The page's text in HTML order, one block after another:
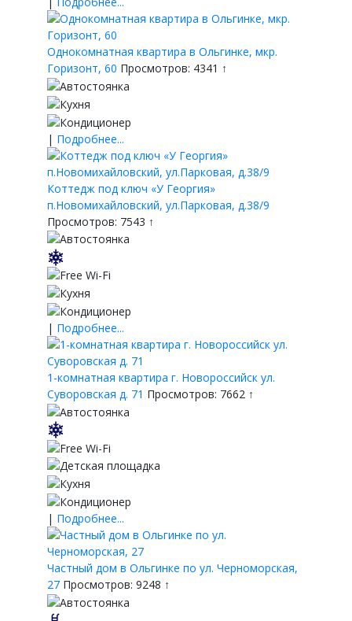
Однокомнатная квартира в Ольгинке, мкр.
Горизонт, 60 Просмотров: 4341 ↑
| Подробнее...
Коттедж под ключ «У Георгия»
п.Новомихайловский, ул.Парковая, д.38/9
Просмотров: 7543 ↑
| Подробнее...
1-комнатная квартира г. Новороссийск ул.
Суворовская д. 71 Просмотров: 7662 ↑
| Подробнее...
Частный дом в Ольгинке по ул. Черноморская,
27 Просмотров: 9248 ↑